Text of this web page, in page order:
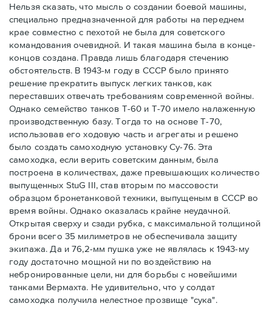
Нельзя сказать, что мысль о создании боевой машины,
специально предназначенной для работы на переднем
крае совместно с пехотой не была для советского
командования очевидной. И такая машина была в конце-
концов создана. Правда лишь благодаря стечению
обстоятельств. В 1943-м году в СССР было принято
решение прекратить выпуск легких танков, как
переставших отвечать требованиям современной войны.
Однако семейство танков Т-60 и Т-70 имело налаженную
производственную базу. Тогда то на основе Т-70,
использовав его ходовую часть и агрегаты и решено
было создать самоходную установку Су-76. Эта
самоходка, если верить советским данным, была
построена в количествах, даже превышающих количество
выпущенных StuG III, став вторым по массовости
образцом бронетанковой техники, выпущеным в СССР во
время войны. Однако оказалась крайне неудачной.
Открытая сверху и сзади рубка, с максимальной толщиной
брони всего 35 милиметров не обеспечивала защиту
экипажа. Да и 76,2-мм пушка уже не являлась к 1943-му
году достаточно мощной ни по воздействию на
небронированные цели, ни для борьбы с новейшими
танками Вермахта. Не удивительно, что у солдат
самоходка получила нелестное прозвище "сука".